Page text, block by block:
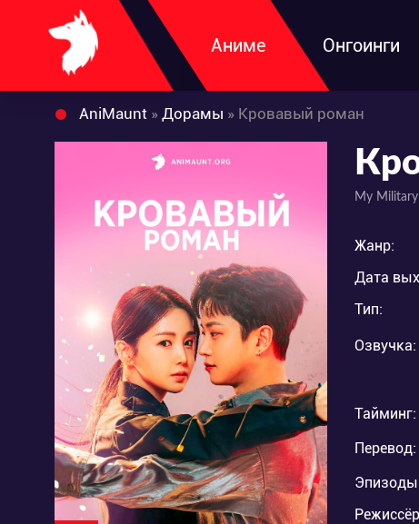
Аниме Онгоинги
AniMaunt » Дорамы » Кровавый роман
My Military
Жанр:
Дата
Тип:
Озвучка:
Тайминг:
Перевод: